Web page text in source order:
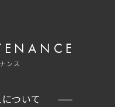
ンス
ついて